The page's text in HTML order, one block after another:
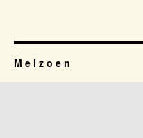
M e i z o e n